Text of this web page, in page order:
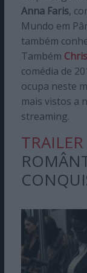
Anna Faris,
Mundo em
também
Também
comédia de
ocupa neste
mais vistos a
streaming.
TRAILER